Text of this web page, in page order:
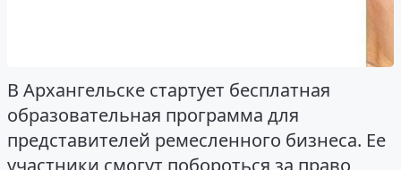
В Архангельске стартует бесплатная
образовательная программа для
представителей ремесленного бизнеса. Ее